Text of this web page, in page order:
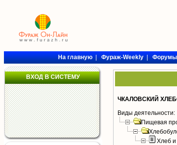
На главную|Фураж-Weekly|Форумы
ВХОД В СИСТЕМУ
ЧКАЛОВСКИЙ
Виды деятельности:
Пищевая
Хлеб и